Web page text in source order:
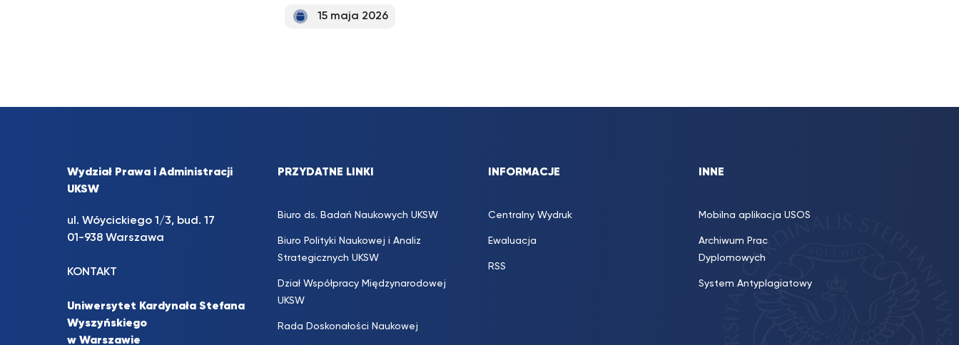
15 maja 2026
Wydział Prawa i Administracji
UKSW
ul. Wóycickiego 1/3, bud. 17
01-938 Warszawa
KONTAKT
Uniwersytet Kardynała Stefana
Wyszyńskiego
w Warszawie
PRZYDATNE LINKI
Biuro ds. Badań Naukowych UKSW
Biuro Polityki Naukowej i Analiz
Strategicznych UKSW
Dział Współpracy Międzynarodowej
UKSW
Rada Doskonałości Naukowej
INFORMACJE
Centralny Wydruk
Ewaluacja
RSS
INNE
Mobilna aplikacja USOS
Archiwum Prac
Dyplomowych
System Antyplagiatowy